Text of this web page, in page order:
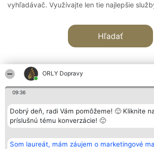
ORLY Dopravy
09:36
Dobrý deň, radi Vám pomôžeme! 🙂 Kliknite
príslušnú tému konverzácie! 🙂
Som laureát, mám záujem o marketingové
vyhľadávač. Využívajte len tie najlepšie
Hľadať
Organizátor hodnotenia
Bright Side Solutions sp. z o.
o. sp. k.
Wrocław 50-079
KRS 0000749100 | Regon
Hodnotenie
Laureáti
Lista
Laureatów
Podmienky